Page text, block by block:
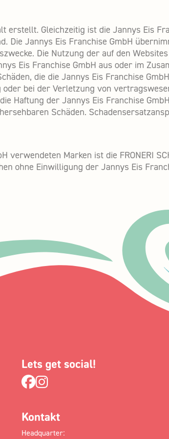
Gleichzeitig ist die Jannys Eis
Die Jannys Eis Franchise GmbH
Die Nutzung der auf den
Eis Franchise GmbH aus oder im
die die Jannys Eis Franchise
bei der Verletzung von
Haftung der Jannys Eis Franchise
Schäden.
Marken ist die FRONERI
ohne Einwilligung der Jannys Eis
Lets get social!
Kontakt
Headquarter: